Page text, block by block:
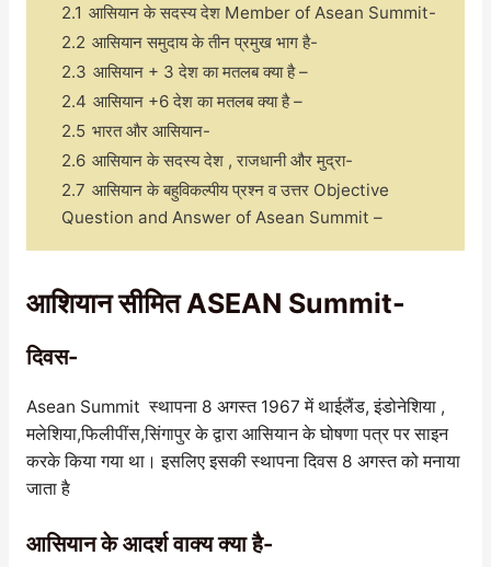
2.1 आसियान के सदस्य देश Member of Asean Summit-
2.2 आसियान समुदाय के तीन प्रमुख भाग है-
2.3 आसियान + 3 देश का मतलब क्या है –
2.4 आसियान +6 देश का मतलब क्या है –
2.5 भारत और आसियान-
2.6 आसियान के सदस्य देश , राजधानी और मुद्रा-
2.7 आसियान के बहुविकल्पीय प्रश्न व उत्तर Objective
Question and Answer of Asean Summit –
आशियान सीमित ASEAN Summit-
दिवस-
Asean Summit स्थापना 8 अगस्त 1967 में थाईलैंड, इंडोनेशिया ,
मलेशिया,फिलीपींस,सिंगापुर के द्वारा आसियान के घोषणा पत्र पर साइन
करके किया गया था। इसलिए इसकी स्थापना दिवस 8 अगस्त को मनाया
जाता है
आसियान के आदर्श वाक्य क्या है-